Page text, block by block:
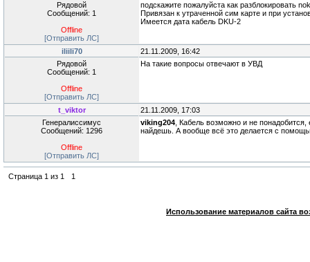
Рядовой
Сообщений: 1
Offline
[Отправить ЛС]
подскажите пожалуйста как разблокировать
Привязан к утраченной сим карте и при
Имеется дата кабель DKU-2
iliili70
21.11.2009, 16:42
Рядовой
Сообщений: 1
Offline
[Отправить ЛС]
На такие вопросы отвечают в УВД
t_viktor
21.11.2009, 17:03
Генералиссимус
Сообщений: 1296
Offline
[Отправить ЛС]
viking204 , Кабель возможно и не
найдешь. А вообще всё это делается с
Страница 1 из 1 1
Использование материалов сайта